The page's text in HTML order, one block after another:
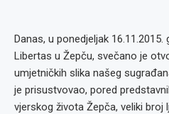
Danas, u ponedjeljak
Libertas u Žepču, svečano je
umjetničkih slika našeg
je prisustvovao, pored
vjerskog života Žepča, veliki broj